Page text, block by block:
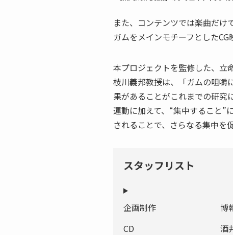
また、コンテンツでは楽曲だけ
ガムをメインモチーフとしたCG
本プロジェクトを監修した、立
枝川義邦教授は、「ガムの咀嚼
果があることがこれまでの研究
運動に加えて、“集中すること”
されることで、さらなる集中を
スタッフリスト
企画制作
博
CD
酒